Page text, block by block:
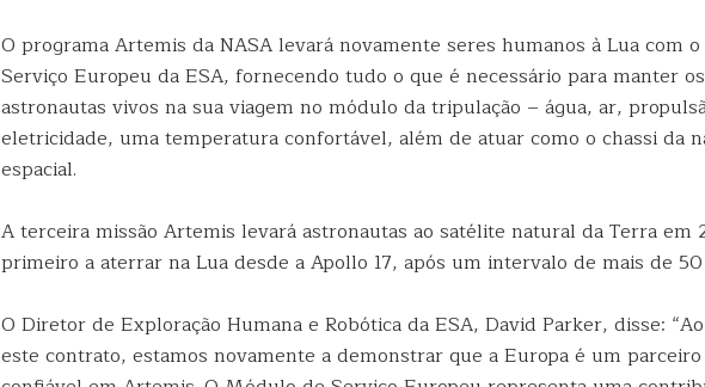
O programa Artemis da NASA levará novamente seres humanos à Lua com
Serviço Europeu da ESA, fornecendo tudo o que é necessário para manter os
astronautas vivos na sua viagem no módulo da tripulação – água, ar,
eletricidade, uma temperatura confortável, além de atuar como o chassi da
espacial.
A terceira missão Artemis levará astronautas ao satélite natural da Terra em
primeiro a aterrar na Lua desde a Apollo 17, após um intervalo de mais de 50
O Diretor de Exploração Humana e Robótica da ESA, David Parker, disse:
este contrato, estamos novamente a demonstrar que a Europa é um